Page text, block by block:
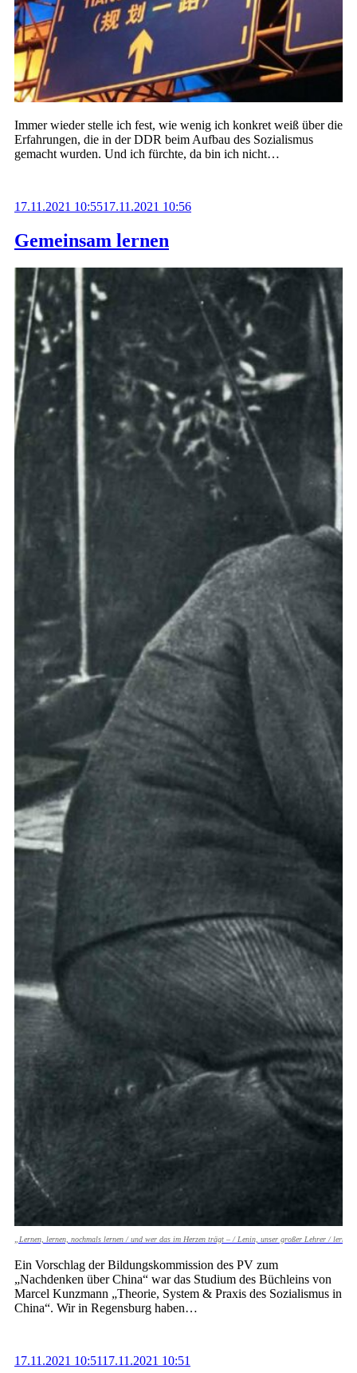
Immer wieder stelle ich fest, wie wenig ich konkret weiß über die
Erfahrungen, die in der DDR beim Aufbau des Sozialismus
gemacht wurden. Und ich fürchte, da bin ich nicht…
Gemeinsam lernen
17.11.2021 10:5517.11.2021 10:56
„Lernen, lernen, nochmals lernen / und wer das im Herzen trägt – / Lenin, unser großer Lehrer /
Ein Vorschlag der Bildungskommission des PV zum
„Nachdenken über China“ war das Studium des Büchleins von
Marcel Kunzmann „Theorie, System & ­Praxis des Sozialismus in
China“. Wir in Regensburg haben…
17.11.2021 10:5117.11.2021 10:51